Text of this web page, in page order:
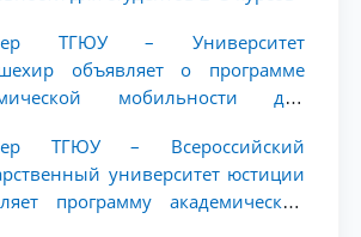
ТГЮУ – Университет
объявляет о программе
мобильности для
ТГЮУ – Всероссийский
университет юстиции
программу академической